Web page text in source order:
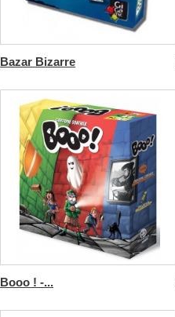
Bazar Bizarre
Booo ! -...